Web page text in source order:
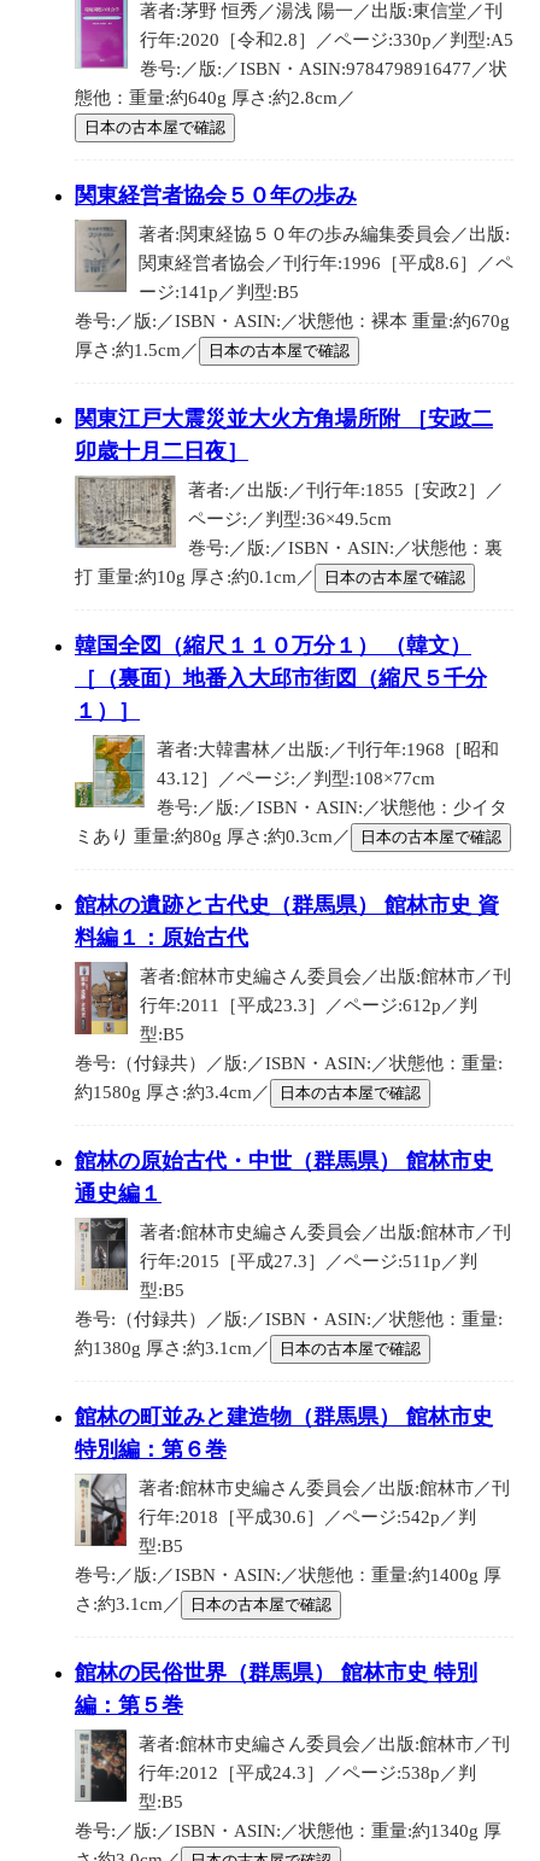
著者:茅野 恒秀／湯浅 陽一／出版:東信堂／刊
行年:2020［令和2.8］／ページ:330p／判型:A5
巻号:／版:／ISBN・ASIN:9784798916477／状
態他：重量:約640g 厚さ:約2.8cm／
日本の古本屋で確認
関東経営者協会５０年の歩み
著者:関東経協５０年の歩み編集委員会／出版:
関東経営者協会／刊行年:1996［平成8.6］／ペ
ージ:141p／判型:B5
巻号:／版:／ISBN・ASIN:／状態他：裸本 重量:約670g
厚さ:約1.5cm／
日本の古本屋で確認
関東江戸大震災並大火方角場所附 ［安政二
卯歳十月二日夜］
著者:／出版:／刊行年:1855［安政2］／
ページ:／判型:36×49.5cm
巻号:／版:／ISBN・ASIN:／状態他：裏
打 重量:約10g 厚さ:約0.1cm／
日本の古本屋で確認
韓国全図（縮尺１１０万分１） （韓文）
［（裏面）地番入大邱市街図（縮尺５千分
１）］
著者:大韓書林／出版:／刊行年:1968［昭和
43.12］／ページ:／判型:108×77cm
巻号:／版:／ISBN・ASIN:／状態他：少イタ
ミあり 重量:約80g 厚さ:約0.3cm／
日本の古本屋で確認
館林の遺跡と古代史（群馬県） 館林市史 資
料編１：原始古代
著者:館林市史編さん委員会／出版:館林市／刊
行年:2011［平成23.3］／ページ:612p／判
型:B5
巻号:（付録共）／版:／ISBN・ASIN:／状態他：重量:
約1580g 厚さ:約3.4cm／
日本の古本屋で確認
館林の原始古代・中世（群馬県） 館林市史
通史編１
著者:館林市史編さん委員会／出版:館林市／刊
行年:2015［平成27.3］／ページ:511p／判
型:B5
巻号:（付録共）／版:／ISBN・ASIN:／状態他：重量:
約1380g 厚さ:約3.1cm／
日本の古本屋で確認
館林の町並みと建造物（群馬県） 館林市史
特別編：第６巻
著者:館林市史編さん委員会／出版:館林市／刊
行年:2018［平成30.6］／ページ:542p／判
型:B5
巻号:／版:／ISBN・ASIN:／状態他：重量:約1400g 厚
さ:約3.1cm／
日本の古本屋で確認
館林の民俗世界（群馬県） 館林市史 特別
編：第５巻
著者:館林市史編さん委員会／出版:館林市／刊
行年:2012［平成24.3］／ページ:538p／判
型:B5
巻号:／版:／ISBN・ASIN:／状態他：重量:約1340g 厚